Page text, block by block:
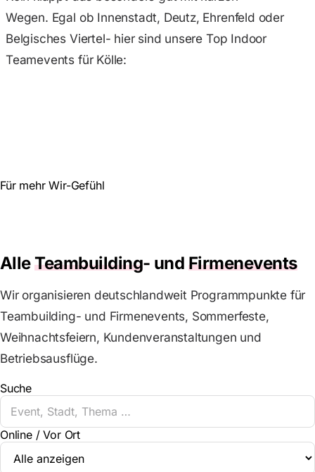
Wegen. Egal ob Innenstadt, Deutz, Ehrenfeld oder
Belgisches Viertel- hier sind unsere Top Indoor
Teamevents für Kölle:
Für mehr Wir-Gefühl
AlleTeambuilding- und Firmenevents
Wir organisieren deutschlandweit Programmpunkte für
Teambuilding- und Firmenevents, Sommerfeste,
Weihnachtsfeiern, Kundenveranstaltungen und
Betriebsausflüge.
Suche
Online / Vor Ort